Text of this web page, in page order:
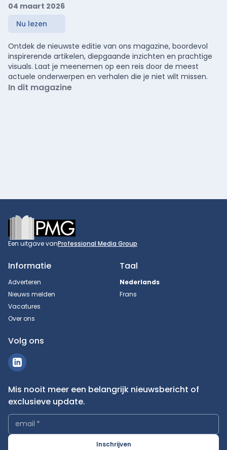
04 maart 2026
Nu lezen
Ontdek de nieuwste editie van ons magazine, boordevol
inspirerende artikelen, diepgaande inzichten en prachtige
visuals. Laat je meenemen op een reis door de meest
actuele onderwerpen en verhalen die je niet wilt missen.
In dit magazine
Footer
Een uitgave vanProfessional Media Group
Informatie
Adverteren
Nieuws melden
Vacatures
Over ons
Taal
Nederlands
Frans
Volg ons
Mis nooit meer een belangrijk nieuwsbericht of
exclusieve update.
email *
Inschrijven